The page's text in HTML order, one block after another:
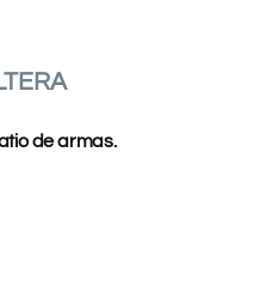
de armas.